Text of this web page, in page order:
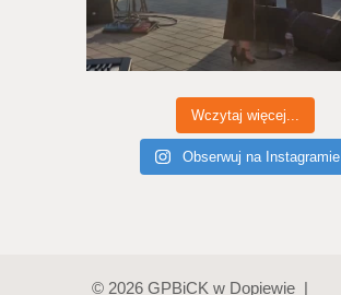
Wczytaj więcej...
Obserwuj na Instagramie
© 2026 GPBiCK w Dopiewie |